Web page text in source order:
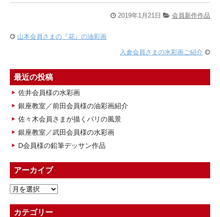
2019年1月21日 会員新作作品
山本会員さまの『花』の油彩画
入倉会員さまの水彩画ご紹介
最近の投稿
佐井会員様の水彩画
銀座教室／前田会員様の油彩画紹介
佐々木会員さまが描くパリの風景
銀座教室／武田会員様の水彩画
D会員様の鉛筆デッサン作品
アーカイブ
ア
カカテゴリー